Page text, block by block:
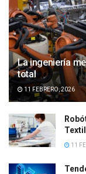
La ingeniería
total
11 FEBRERO, 2026
Textil
11